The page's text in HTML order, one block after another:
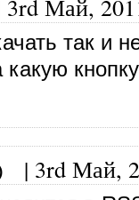
3rd Май,
так и
| 3rd Май,